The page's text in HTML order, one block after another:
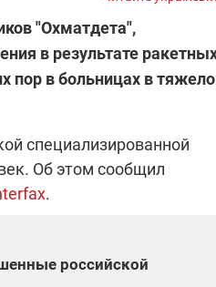
"Охматдета",
в результате
пор в больницах в
специализированной
Об этом сообщил
.
российской
"ПЛЕНКИ МИНДИЧА": ДЕЛО О
АФЕРАХ ДРУГА ЗЕЛЕНСКОГО
начало расследование в
бывшего